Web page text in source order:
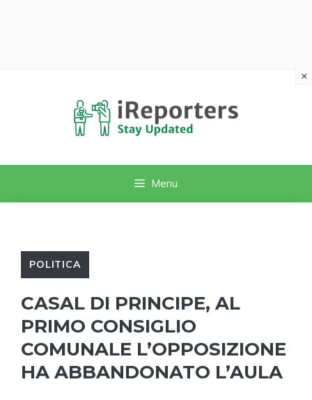
Menu
POLITICA
CASAL DI PRINCIPE, AL
PRIMO CONSIGLIO
COMUNALE L’OPPOSIZIONE
HA ABBANDONATO L’AULA
×